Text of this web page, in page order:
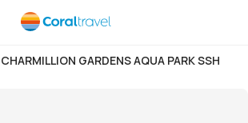
CHARMILLION GARDENS AQUA PARK SSH